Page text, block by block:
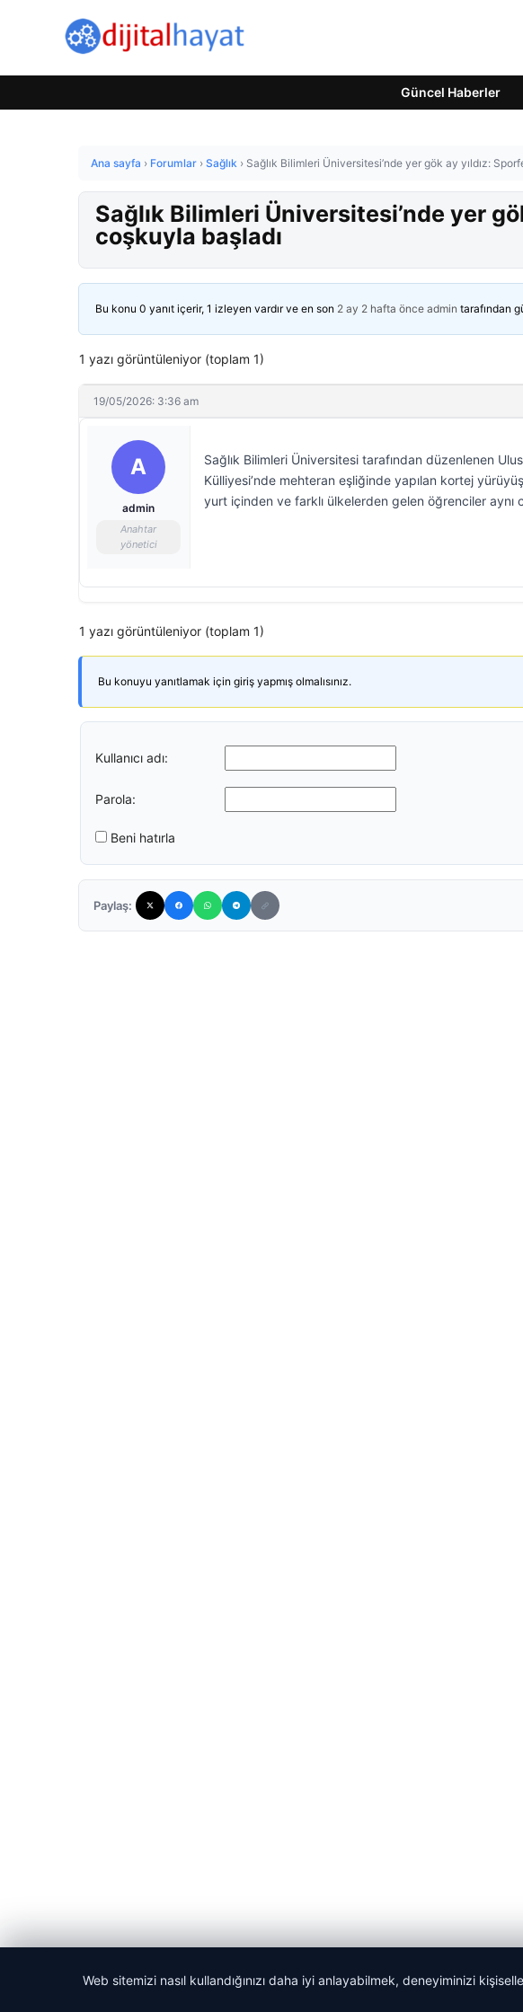
Güncel Haberler
Ana sayfa › Forumlar › Sağlık › Sağlık Bilimleri Üniversitesi’nde yer gök ay yıldız:
Sağlık Bilimleri Üniversitesi’nde yer
coşkuyla başladı
Bu konu 0 yanıt içerir, 1 izleyen vardır ve en son 2 ay 2 hafta önce admin tarafından
1 yazı görüntüleniyor (toplam 1)
19/05/2026: 3:36 am
A
admin
Anahtar
yönetici
Sağlık Bilimleri Üniversitesi tarafından düzenlenen
Külliyesi’nde mehteran eşliğinde yapılan kortej
yurt içinden ve farklı ülkelerden gelen öğrenciler aynı
1 yazı görüntüleniyor (toplam 1)
Bu konuyu yanıtlamak için giriş yapmış olmalısınız.
Kullanıcı adı:
Parola:
Beni hatırla
Paylaş:
Web sitemizi nasıl kullandığınızı daha iyi anlayabilmek, deneyiminizi